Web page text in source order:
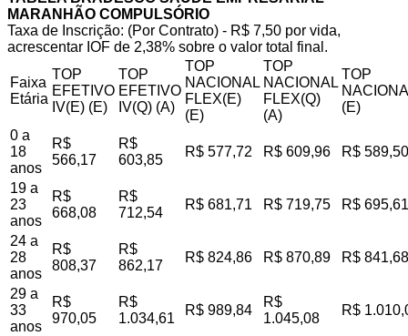
MARANHÃO COMPULSÓRIO
Taxa de Inscrição: (Por Contrato) - R$ 7,50 por vida,
acrescentar IOF de 2,38% sobre o valor total final.
Faixa
Etária
TOP
EFETIVO
IV(E) (E)
TOP
EFETIVO
IV(Q) (A)
TOP
NACIONAL
FLEX(E)
(E)
TOP
NACIONAL
FLEX(Q)
(A)
TOP
(E)
0 a
18
anos
R$
566,17
R$
603,85
R$ 577,72 R$ 609,96 R$ 589,50
19 a
23
anos
R$
668,08
R$
712,54
R$ 681,71 R$ 719,75 R$ 695,61
24 a
28
anos
R$
808,37
R$
862,17
R$ 824,86 R$ 870,89 R$ 841,68
29 a
33
anos
R$
970,05
R$
1.034,61
R$ 989,84
R$
1.045,08
R$